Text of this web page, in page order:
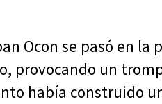
Ocon se pasó en
provocando un
había construido